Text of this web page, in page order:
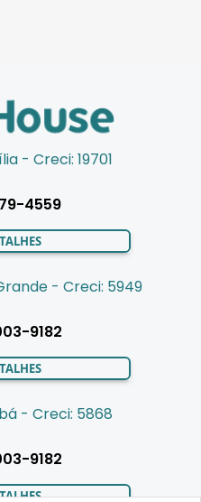
- Creci: 19701
4559
- Creci: 5949
9182
- Creci: 5868
9182